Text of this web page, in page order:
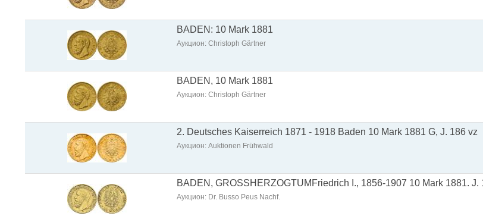
BADEN: 10 Mark 1881
Аукцион: Christoph Gärtner
BADEN, 10 Mark 1881
Аукцион: Christoph Gärtner
2. Deutsches Kaiserreich 1871 - 1918 Baden 10 Mark 1881 G, J. 186 vz
Аукцион: Auktionen Frühwald
BADEN, GROSSHERZOGTUMFriedrich I., 1856-1907 10 Mark 1881. J.
Аукцион: Dr. Busso Peus Nachf.